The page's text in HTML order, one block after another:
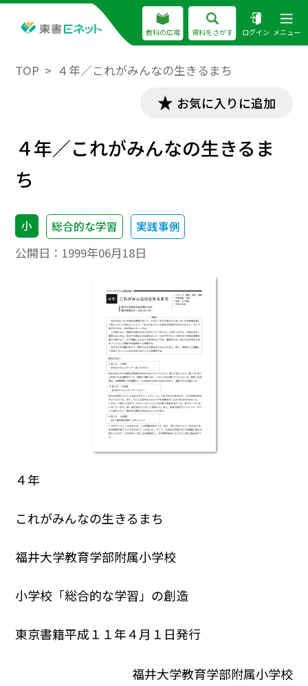
教科の広場 資料をさがす ログイン メニュー
TOP ４年／これがみんなの生きるまち
お気に入りに追加
４年／これがみんなの生きるま
ち
小 総合的な学習 実践事例
公開日： 1999年06月18日
４年
これがみんなの生きるまち
福井大学教育学部附属小学校
小学校「総合的な学習」の創造
東京書籍平成１１年４月１日発行
福井大学教育学部附属小学校